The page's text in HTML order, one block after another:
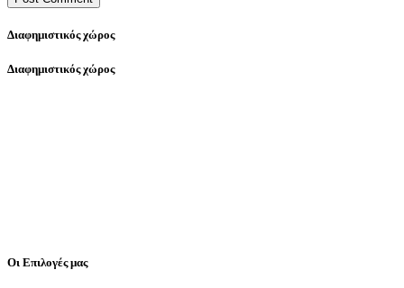
Διαφημιστικός χώρος
Διαφημιστικός χώρος
Οι Επιλογές μας